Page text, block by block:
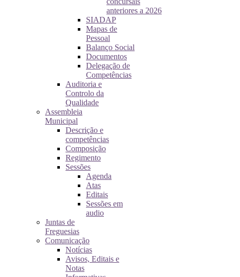
anteriores a 2026
SIADAP
Mapas de
Pessoal
Balanço Social
Documentos
Delegação de
Competências
Auditoria e
Controlo da
Qualidade
Assembleia
Municipal
Descrição e
competências
Composição
Regimento
Sessões
Agenda
Atas
Editais
Sessões em
audio
Juntas de
Freguesias
Comunicação
Notícias
Avisos, Editais e
Notas